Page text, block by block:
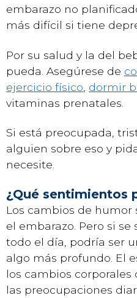
embarazo no
más difícil si tiene
Por su salud y la del
pueda. Asegúrese de
ejercicio físico dormir
vitaminas prenatales.
Si está preocupada,
alguien sobre eso y
necesite.
¿Qué sentimientos
Los cambios de
el embarazo. Pero si
todo el día, podría ser
algo más profundo. El
los cambios
las preocupaciones